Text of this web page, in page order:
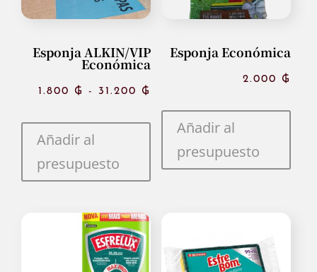
Esponja ALKIN/VIP
Económica
1.800 ₲ - 31.200 ₲
de
precios:
hasta
Añadir al
presupuesto
Esponja Económica
2.000 ₲
Añadir al
presupuesto